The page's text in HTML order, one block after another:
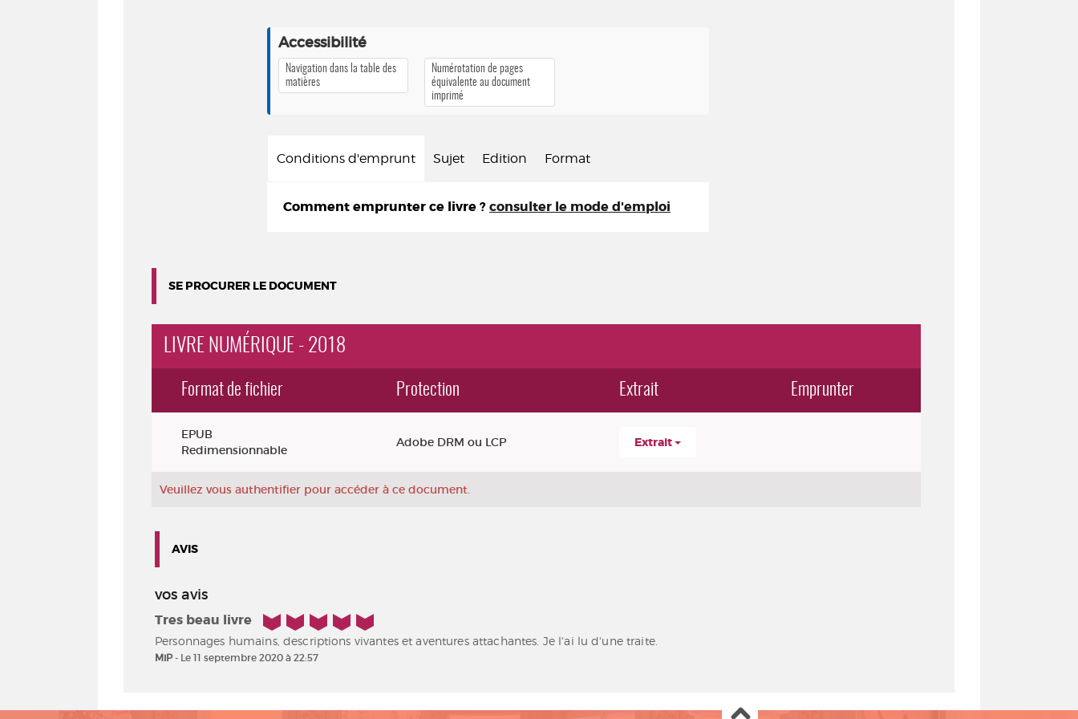
Accessibilité
Navigation dans la table des
matières
Numérotation de pages
équivalente au document
imprimé
Conditions d'emprunt Sujet Edition Format
Comment emprunter ce livre ? consulter le mode d'emploi
SE PROCURER LE DOCUMENT
LIVRE NUMÉRIQUE - 2018
Format de fichier Protection Extrait Emprunter
EPUB
Redimensionnable
Adobe DRM ou LCP Extrait
Veuillez vous authentifier pour accéder à ce document.
AVIS
vos avis
Tres beau livre 5/5
Personnages humains, descriptions vivantes et aventures attachantes. Je l'ai lu d'une traite.
MiP- Le 11 septembre 2020 à 22:57